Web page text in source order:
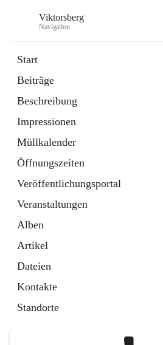
Viktorsberg
Navigation
Start
Beiträge
Beschreibung
Impressionen
Müllkalender
Öffnungszeiten
Veröffentlichungsportal
Veranstaltungen
Alben
Artikel
Dateien
Kontakte
Standorte
1 Schnellzugriff
Bürgerservice
10 Schnellzugriffe